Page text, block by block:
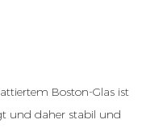
Boston-Glas ist
und daher stabil und